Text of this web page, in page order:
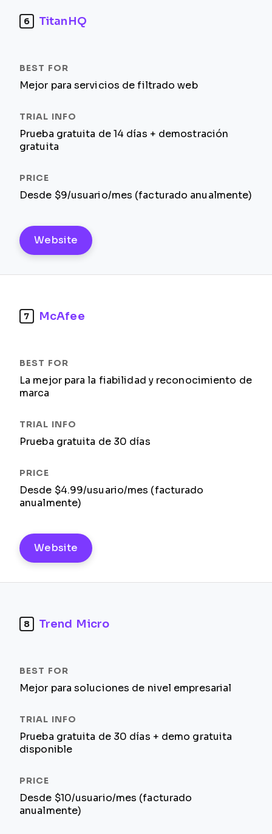
6 TitanHQ
Mejor para servicios de filtrado web
Prueba gratuita de 14 días + demostración
gratuita
Desde $9/usuario/mes (facturado anualmente)
Website
7 McAfee
La mejor para la fiabilidad y reconocimiento de
marca
Prueba gratuita de 30 días
Desde $4.99/usuario/mes (facturado
anualmente)
Website
8 Trend Micro
Mejor para soluciones de nivel empresarial
Prueba gratuita de 30 días + demo gratuita
disponible
Desde $10/usuario/mes (facturado
anualmente)